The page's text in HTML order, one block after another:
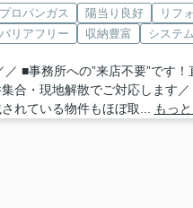
プロパンガス 陽当り良好
リフ
バリアフリー
収納豊富 システ
／ ■事務所への”来店不要”です！
合・現地解散でご対応します
れている物件もほぼ取...
もっ